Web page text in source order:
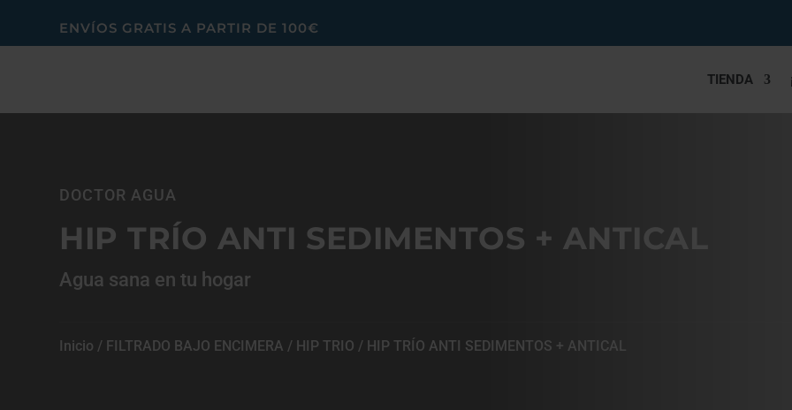
ENVÍOS GRATIS A PARTIR DE 100€
TIENDA
DOCTOR AGUA
HIP TRÍO ANTI SEDIMENTOS + ANTICAL
Agua sana en tu hogar
Inicio / FILTRADO BAJO ENCIMERA / HIP TRIO / HIP TRÍO ANTI SEDIMENTOS + ANTICAL